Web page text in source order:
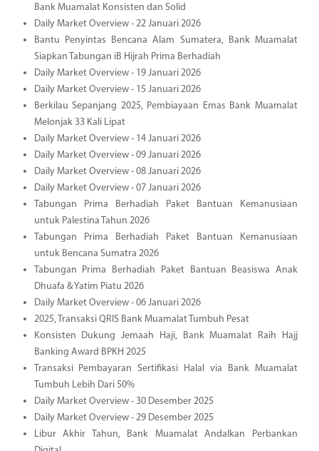
Bank Muamalat Konsisten dan Solid
Daily Market Overview - 22 Januari 2026
Bantu Penyintas Bencana Alam Sumatera, Bank Muamalat
Siapkan Tabungan iB Hijrah Prima Berhadiah
Daily Market Overview - 19 Januari 2026
Daily Market Overview - 15 Januari 2026
Berkilau Sepanjang 2025, Pembiayaan Emas Bank Muamalat
Melonjak 33 Kali Lipat
Daily Market Overview - 14 Januari 2026
Daily Market Overview - 09 Januari 2026
Daily Market Overview - 08 Januari 2026
Daily Market Overview - 07 Januari 2026
Tabungan Prima Berhadiah Paket Bantuan Kemanusiaan
untuk Palestina Tahun 2026
Tabungan Prima Berhadiah Paket Bantuan Kemanusiaan
untuk Bencana Sumatra 2026
Tabungan Prima Berhadiah Paket Bantuan Beasiswa Anak
Dhuafa & Yatim Piatu 2026
Daily Market Overview - 06 Januari 2026
2025, Transaksi QRIS Bank Muamalat Tumbuh Pesat
Konsisten Dukung Jemaah Haji, Bank Muamalat Raih Hajj
Banking Award BPKH 2025
Transaksi Pembayaran Sertifikasi Halal via Bank Muamalat
Tumbuh Lebih Dari 50%
Daily Market Overview - 30 Desember 2025
Daily Market Overview - 29 Desember 2025
Libur Akhir Tahun, Bank Muamalat Andalkan Perbankan